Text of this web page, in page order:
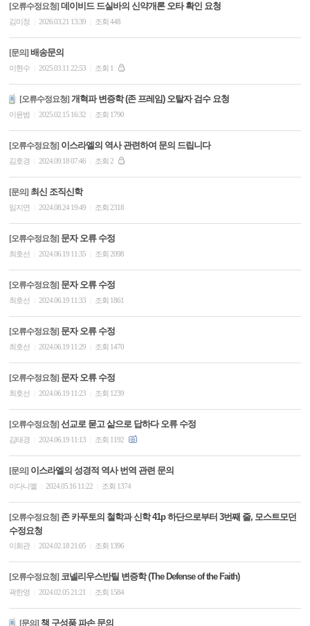
[오류수정요청] 데이비드 드실바의 신약개론 오타 확인 요청
김미정 2026.03.21 13:39 조회 448
[문의] 배송문의
이현수 2025.03.11 22:53 조회 1
[오류수정요청] 개혁파 변증학 (존 프레임) 오탈자 검수 요청
이윤범 2025.02.15 16:32 조회 1790
[오류수정요청] 이스라엘의 역사 관련하여 문의 드립니다
김호경 2024.09.18 07:46 조회 2
[문의] 최신 조직신학
임지연 2024.08.24 19:49 조회 2318
[오류수정요청] 문자 오류 수정
최호선 2024.06.19 11:35 조회 2098
[오류수정요청] 문자 오류 수정
최호선 2024.06.19 11:33 조회 1861
[오류수정요청] 문자 오류 수정
최호선 2024.06.19 11:29 조회 1470
[오류수정요청] 문자 오류 수정
최호선 2024.06.19 11:23 조회 1239
[오류수정요청] 선교로 묻고 삶으로 답하다 오류 수정
김태경 2024.06.19 11:13 조회 1192
[문의] 이스라엘의 성경적 역사 번역 관련 문의
이다니엘 2024.05.16 11:22 조회 1374
[오류수정요청] 존 카푸토의 철학과 신학 41p 하단으로부터 3번째 줄, 모스트모던
수정요청
이희관 2024.02.18 21:05 조회 1396
[오류수정요청] 코넬리우스반틸 변증학 (The Defense of the Faith)
곽한영 2024.02.05 21:21 조회 1584
[문의] 책 구성품 파손 문의